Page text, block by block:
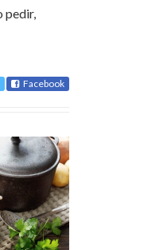
pedir,
Facebook